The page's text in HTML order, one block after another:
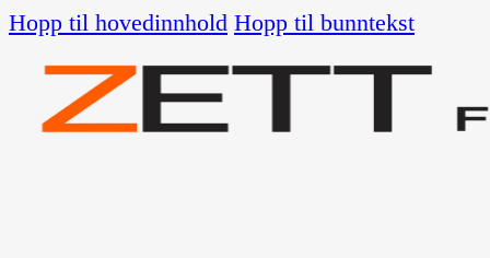
Hopp til hovedinnhold Hopp til bunntekst